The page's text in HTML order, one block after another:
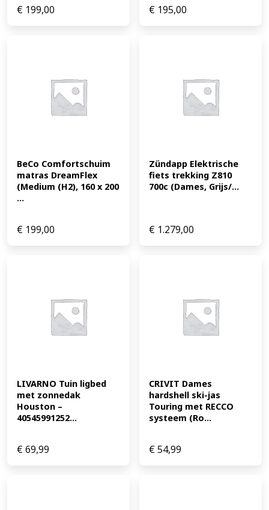
€ 199,00 € 195,00
BeCo Comfortschuim
matras DreamFlex
(Medium (H2), 160 x 200
...
€ 199,00
Zündapp Elektrische
fiets trekking Z810
700c (Dames, Grijs/...
€ 1.279,00
LIVARNO Tuin ligbed
met zonnedak
Houston –
40545991252...
€69,99
CRIVIT Dames
hardshell ski-jas
Touring met RECCO
systeem (Ro...
€54,99